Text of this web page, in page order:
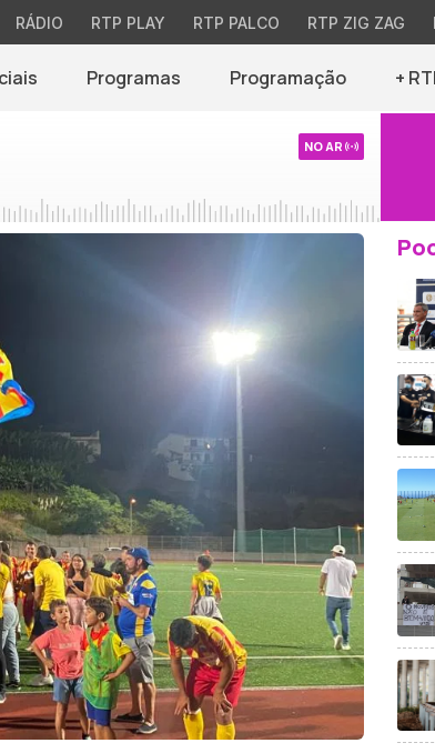
RÁDIO RTP PLAY RTP PALCO RTP ZIG ZAG
Programas Programação +
NO AR